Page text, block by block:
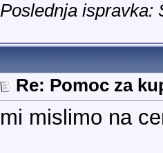
Poslednja ispravka:
Re: Pomoc za
mi mislimo na